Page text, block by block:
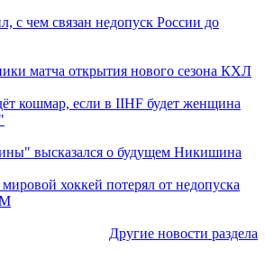
с чем связан недопуск России до
матча открытия нового сезона КХЛ
кошмар, если в IIHF будет женщина
высказался о будущем Никишина
хоккей потерял от недопуска
Другие новости раздела